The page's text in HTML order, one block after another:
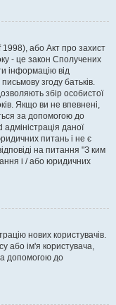
або Акт про захист
- це закон Сполучених
інформацію від
згоду батьків.
збір особистої
Якщо ви не впевнені,
за допомогою до
даної
питань і не є
на питання "З ким
і / або юридичних
нових користувачів.
або ім'я користувача,
допомогою до